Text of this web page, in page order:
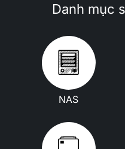
Danh mục
NAS